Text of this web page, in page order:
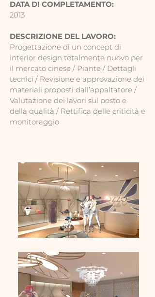
DATA DI COMPLETAMENTO:
2013
DESCRIZIONE DEL LAVORO:
Progettazione di un concept di
interior design totalmente nuovo per
il mercato cinese / Piante / Dettagli
tecnici / Revisione e approvazione dei
materiali proposti dall’appaltatore /
Valutazione dei lavori sul posto e
della qualità / Rettifica delle criticità e
monitoraggio